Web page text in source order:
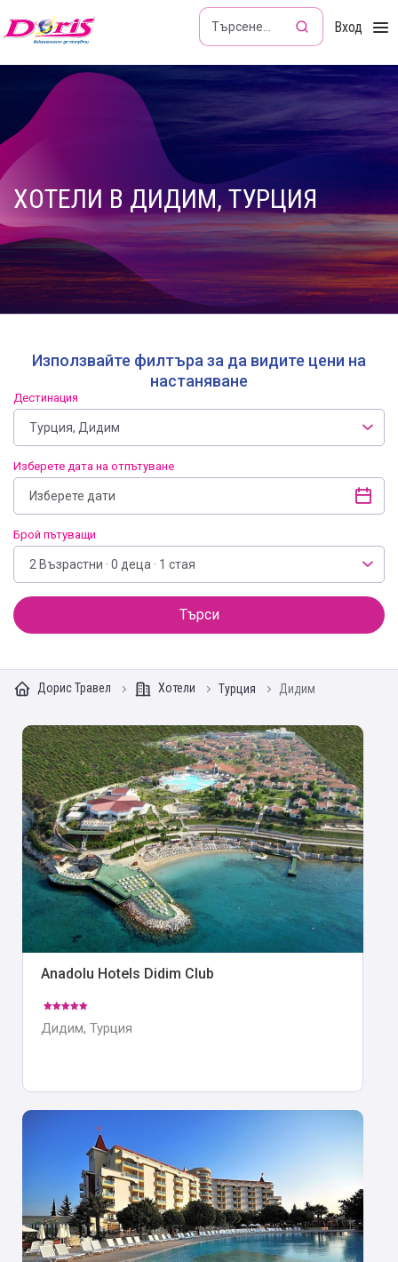
Doris - Изкушението да пътуваш Вход
ХОТЕЛИ В ДИДИМ, ТУРЦИЯ
Използвайте филтъра за да видите цени на
настаняване
Дестинация
Турция, Дидим
Изберете дата на отпътуване
Брой пътуващи
2 Възрастни · 0 деца · 1 стая
Търси
Дорис Травел Хотели Турция Дидим
Anadolu Hotels Didim Club
Дидим, Турция